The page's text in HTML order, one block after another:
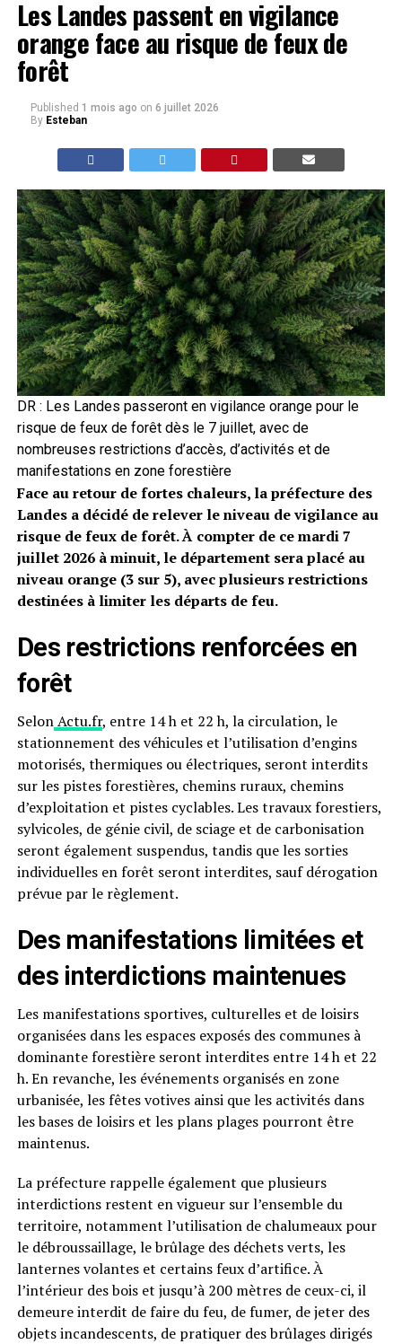
Les Landes passent en vigilance
orange face au risque de feux de
forêt
Published 1 mois ago on 6 juillet 2026
By Esteban
DR : Les Landes passeront en vigilance orange pour le
risque de feux de forêt dès le 7 juillet, avec de
nombreuses restrictions d’accès, d’activités et de
manifestations en zone forestière
Face au retour de fortes chaleurs, la préfecture des
Landes a décidé de relever le niveau de vigilance au
risque de feux de forêt. À compter de ce mardi 7
juillet 2026 à minuit, le département sera placé au
niveau orange (3 sur 5), avec plusieurs restrictions
destinées à limiter les départs de feu.
Des restrictions renforcées en
forêt
SelonActu.fr, entre 14 h et 22 h, la circulation, le
stationnement des véhicules et l’utilisation d’engins
motorisés, thermiques ou électriques, seront interdits
sur les pistes forestières, chemins ruraux, chemins
d’exploitation et pistes cyclables. Les travaux forestiers,
sylvicoles, de génie civil, de sciage et de carbonisation
seront également suspendus, tandis que les sorties
individuelles en forêt seront interdites, sauf dérogation
prévue par le règlement.
Des manifestations limitées et
des interdictions maintenues
Les manifestations sportives, culturelles et de loisirs
organisées dans les espaces exposés des communes à
dominante forestière seront interdites entre 14 h et 22
h. En revanche, les événements organisés en zone
urbanisée, les fêtes votives ainsi que les activités dans
les bases de loisirs et les plans plages pourront être
maintenus.
La préfecture rappelle également que plusieurs
interdictions restent en vigueur sur l’ensemble du
territoire, notamment l’utilisation de chalumeaux pour
le débroussaillage, le brûlage des déchets verts, les
lanternes volantes et certains feux d’artifice. À
l’intérieur des bois et jusqu’à 200 mètres de ceux-ci, il
demeure interdit de faire du feu, de fumer, de jeter des
objets incandescents, de pratiquer des brûlages dirigés